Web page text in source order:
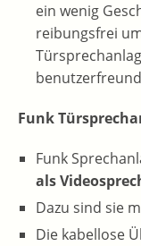
ein wenig
reibungsfrei
Funk
Funk
als
Dazu sind sie
Die kabellose